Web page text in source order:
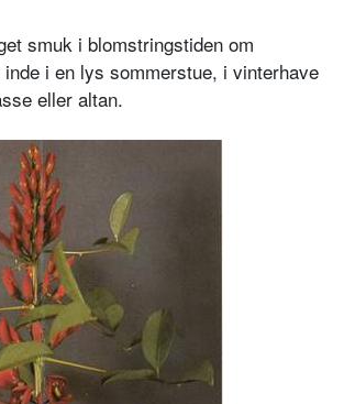
smuk i blomstringstiden om
i en lys sommerstue, i vinterhave
eller altan.